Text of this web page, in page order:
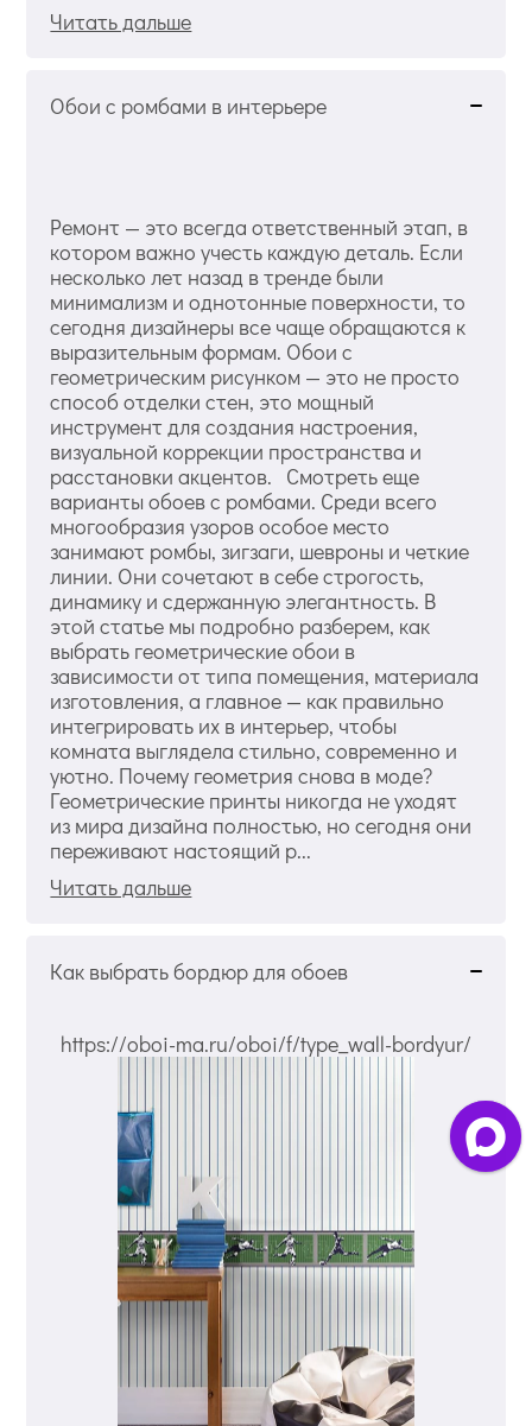
Читать дальше
Обои с ромбами в интерьере
Ремонт — это всегда ответственный этап, в
котором важно учесть каждую деталь. Если
несколько лет назад в тренде были
минимализм и однотонные поверхности, то
сегодня дизайнеры все чаще обращаются к
выразительным формам. Обои с
геометрическим рисунком — это не просто
способ отделки стен, это мощный
инструмент для создания настроения,
визуальной коррекции пространства и
расстановки акцентов. Смотреть еще
варианты обоев с ромбами. Среди всего
многообразия узоров особое место
занимают ромбы, зигзаги, шевроны и четкие
линии. Они сочетают в себе строгость,
динамику и сдержанную элегантность. В
этой статье мы подробно разберем, как
выбрать геометрические обои в
зависимости от типа помещения, материала
изготовления, а главное — как правильно
интегрировать их в интерьер, чтобы
комната выглядела стильно, современно и
уютно. Почему геометрия снова в моде?
Геометрические принты никогда не уходят
из мира дизайна полностью, но сегодня они
переживают настоящий р...
Читать дальше
Как выбрать бордюр для обоев
https://oboi-ma.ru/oboi/f/type_wall-bordyur/